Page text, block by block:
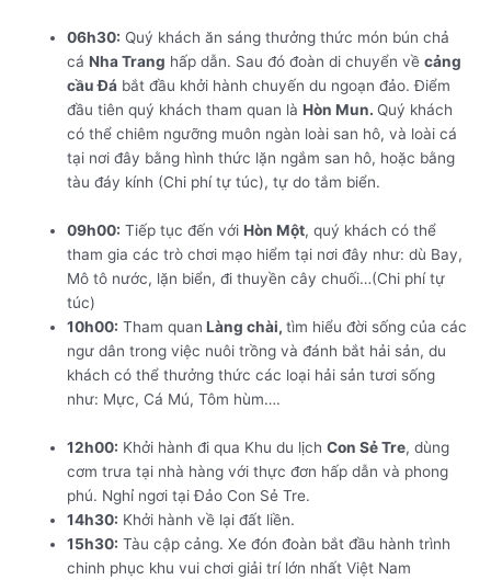
06h30: Quý khách ăn sáng thưởng thức món bún chả
cáNha Trang hấp dẫn. Sau đó đoàn di chuyển vềcảng
cầu Đá bắt đầu khởi hành chuyến du ngoạn đảo. Điểm
đầu tiên quý khách tham quan làHòn Mun. Quý khách
có thể chiêm ngưỡng muôn ngàn loài san hô, và loài cá
tại nơi đây bằng hình thức lặn ngắm san hô, hoặc bằng
tàu đáy kính (Chi phí tự túc), tự do tắm biển.
09h00: Tiếp tục đến vớiHòn Một, quý khách có thể
tham gia các trò chơi mạo hiểm tại nơi đây như: dù Bay,
Mô tô nước, lặn biển, đi thuyền cây chuối…(Chi phí tự
túc)
10h00: Tham quan Làng chài,tìm hiểu đời sống của các
ngư dân trong việc nuôi trồng và đánh bắt hải sản, du
khách có thể thưởng thức các loại hải sản tươi sống
như: Mực, Cá Mú, Tôm hùm….
12h00: Khởi hành đi qua Khu du lịchCon Sẻ Tre, dùng
cơm trưa tại nhà hàng với thực đơn hấp dẫn và phong
phú. Nghỉ ngơi tại Đảo Con Sẻ Tre.
14h30: Khởi hành về lại đất liền.
15h30: Tàu cập cảng. Xe đón đoàn bắt đầu hành trình
chinh phục khu vui chơi giải trí lớn nhất Việt Nam